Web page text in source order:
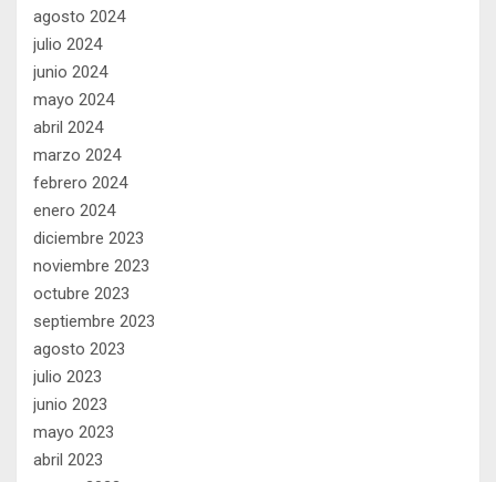
agosto 2024
julio 2024
junio 2024
mayo 2024
abril 2024
marzo 2024
febrero 2024
enero 2024
diciembre 2023
noviembre 2023
octubre 2023
septiembre 2023
agosto 2023
julio 2023
junio 2023
mayo 2023
abril 2023